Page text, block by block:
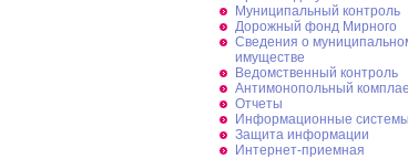
Муниципальный контроль
Дорожный фонд Мирного
Cведения о
имуществе
Ведомственный контроль
Антимонопольный
Отчеты
Информационные системы
Защита информации
Интернет-приемная